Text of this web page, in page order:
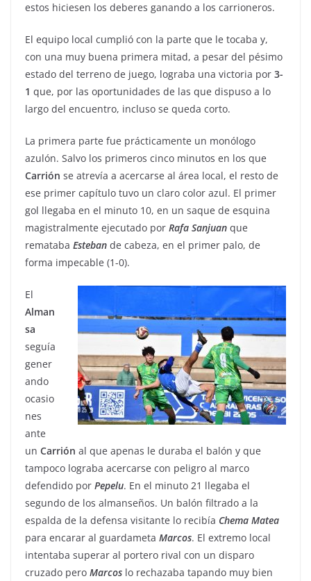
estos hiciesen los deberes ganando a los carrioneros.
El equipo local cumplió con la parte que le tocaba y,
con una muy buena primera mitad, a pesar del pésimo
estado del terreno de juego, lograba una victoria por 3-
1 que, por las oportunidades de las que dispuso a lo
largo del encuentro, incluso se queda corto.
La primera parte fue prácticamente un monólogo
azulón. Salvo los primeros cinco minutos en los que
Carrión se atrevía a acercarse al área local, el resto de
ese primer capítulo tuvo un claro color azul. El primer
gol llegaba en el minuto 10, en un saque de esquina
magistralmente ejecutado por Rafa Sanjuan que
remataba Esteban de cabeza, en el primer palo, de
forma impecable (1-0).
El
Alman
sa
seguía
gener
ando
ocasio
nes
ante
un Carrión al que apenas le duraba el balón y que
tampoco lograba acercarse con peligro al marco
defendido por Pepelu. En el minuto 21 llegaba el
segundo de los almanseños. Un balón filtrado a la
espalda de la defensa visitante lo recibía Chema Matea
para encarar al guardameta Marcos. El extremo local
intentaba superar al portero rival con un disparo
cruzado pero Marcos lo rechazaba tapando muy bien